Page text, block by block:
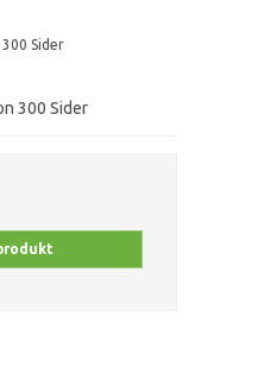
Sider
300 Sider